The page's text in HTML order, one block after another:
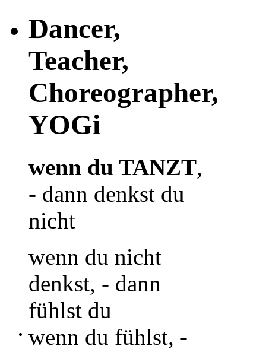
Dancer,
Teacher,
Choreographer,
YOGi
wenn du TANZT,
- dann denkst du
nicht
wenn du nicht
denkst, - dann
fühlst du
wenn du fühlst, -